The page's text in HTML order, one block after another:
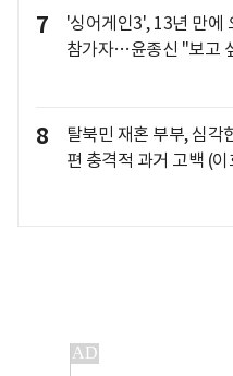
7
'싱어게인3', 13년 만에
참가자…윤종신 "보고
8
탈북민 재혼 부부, 심
편 충격적 과거 고백 (